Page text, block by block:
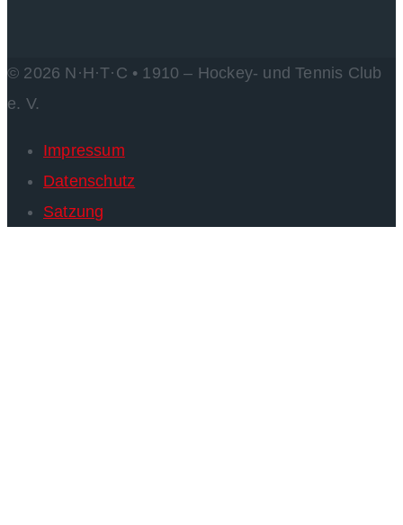
© 2026 N·H·T·C • 1910 – Hockey- und Tennis Club
e. V.
Impressum
Datenschutz
Satzung